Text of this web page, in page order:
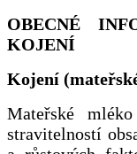
OBECNÉ
KOJENÍ
Kojení
Mateřské
stravitelností